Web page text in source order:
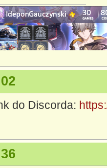
do Discorda: